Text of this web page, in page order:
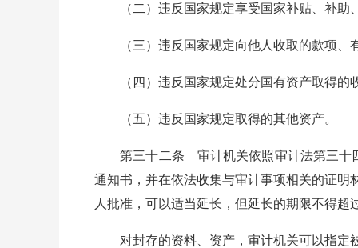
（二）违反国家规定享受国家补贴、补助
（三）违反国家规定向他人收取的款项、
（四）违反国家规定处分国有资产取得的
（五）违反国家规定取得的其他资产。
第三十二条 审计机关依照审计法第三十四
通知书，并在依法收集与审计事项相关的证
人批准，可以适当延长，但延长的期限不得超
对封存的资料、资产，审计机关可以指定